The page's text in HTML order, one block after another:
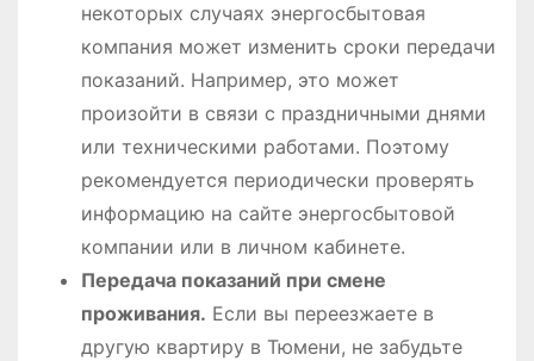
некоторых случаях энергосбытовая
компания может изменить сроки передачи
показаний. Например, это может
произойти в связи с праздничными днями
или техническими работами. Поэтому
рекомендуется периодически проверять
информацию на сайте энергосбытовой
компании или в личном кабинете.
Передача показаний при смене
проживания. Если вы переезжаете в
другую квартиру в Тюмени, не забудьте